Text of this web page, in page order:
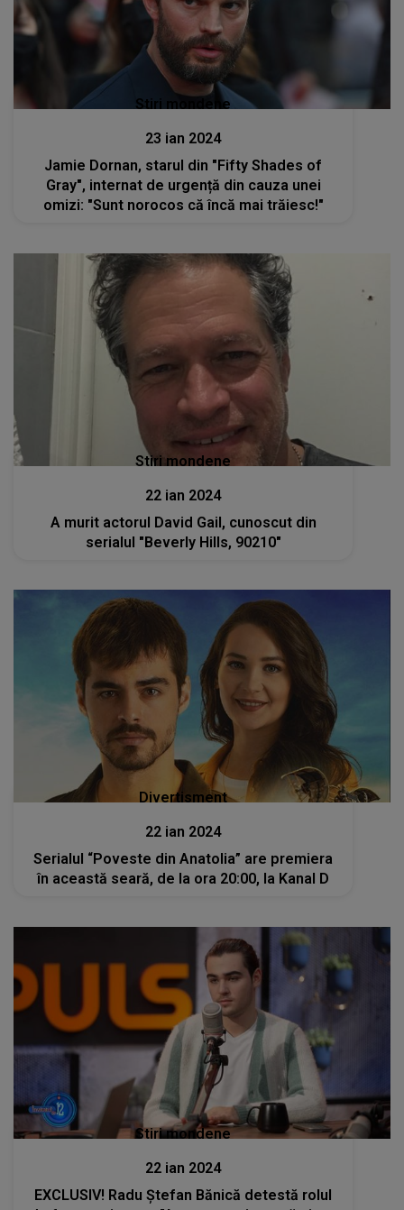
Stiri mondene
23 ian 2024
Jamie Dornan, starul din "Fifty Shades of
Gray", internat de urgență din cauza unei
omizi: "Sunt norocos că încă mai trăiesc!"
Stiri mondene
22 ian 2024
A murit actorul David Gail, cunoscut din
serialul "Beverly Hills, 90210"
Divertisment
22 ian 2024
Serialul “Poveste din Anatolia” are premiera
în această seară, de la ora 20:00, la Kanal D
Stiri mondene
22 ian 2024
EXCLUSIV! Radu Ștefan Bănică detestă rolul